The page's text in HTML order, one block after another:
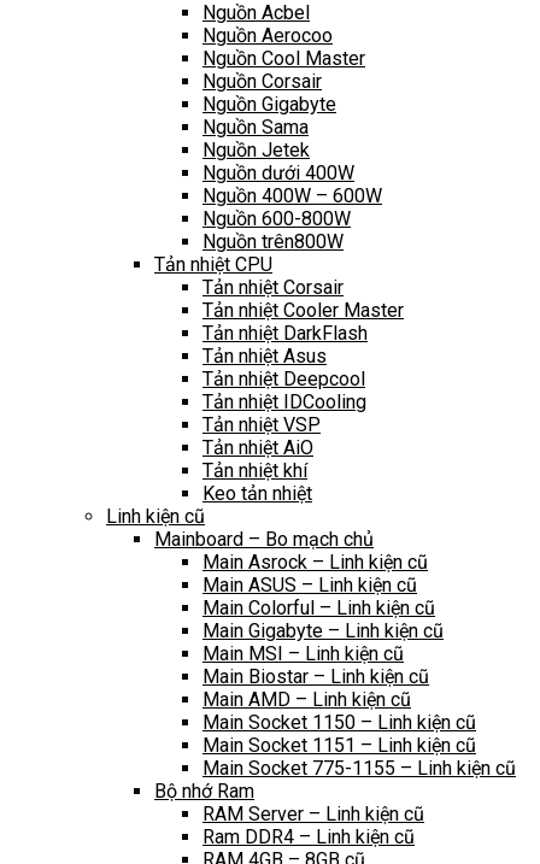
Nguồn Acbel
Nguồn Aerocoo
Nguồn Cool Master
Nguồn Corsair
Nguồn Gigabyte
Nguồn Sama
Nguồn Jetek
Nguồn dưới 400W
Nguồn 400W – 600W
Nguồn 600-800W
Nguồn trên800W
Tản nhiệt CPU
Tản nhiệt Corsair
Tản nhiệt Cooler Master
Tản nhiệt DarkFlash
Tản nhiệt Asus
Tản nhiệt Deepcool
Tản nhiệt IDCooling
Tản nhiệt VSP
Tản nhiệt AiO
Tản nhiệt khí
Keo tản nhiệt
Linh kiện cũ
Mainboard – Bo mạch chủ
Main Asrock – Linh kiện cũ
Main ASUS – Linh kiện cũ
Main Colorful – Linh kiện cũ
Main Gigabyte – Linh kiện cũ
Main MSI – Linh kiện cũ
Main Biostar – Linh kiện cũ
Main AMD – Linh kiện cũ
Main Socket 1150 – Linh kiện cũ
Main Socket 1151 – Linh kiện cũ
Main Socket 775-1155 – Linh kiện cũ
Bộ nhớ Ram
RAM Server – Linh kiện cũ
Ram DDR4 – Linh kiện cũ